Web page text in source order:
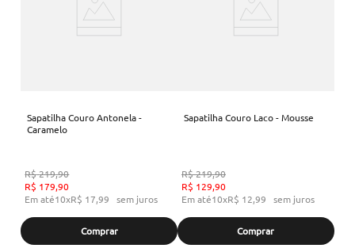
Sapatilha Couro Antonela -
Caramelo
R$219,90
R$ 179,90
Em até10xR$ 17,99 sem juros
Comprar
Sapatilha Couro Laco - Mousse
R$219,90
R$ 129,90
Em até10xR$ 12,99 sem juros
Comprar